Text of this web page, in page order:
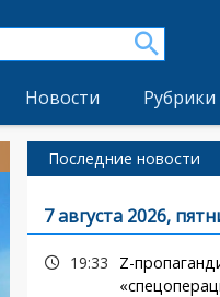
Новости Рубрики
Последние новости
7 августа 2026,
19:33
Z-